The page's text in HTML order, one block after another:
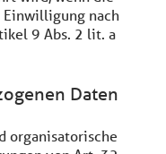
nach
9 Abs. 2 lit. a
Daten
organisatorische